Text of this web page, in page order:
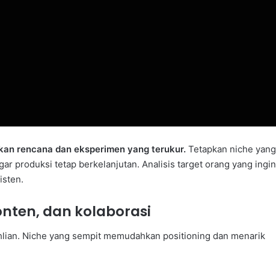
rencana dan eksperimen yang terukur. Tetapkan niche yang
produksi tetap berkelanjutan. Analisis target orang yang ingin
dan kolaborasi
Niche yang sempit memudahkan positioning dan menarik